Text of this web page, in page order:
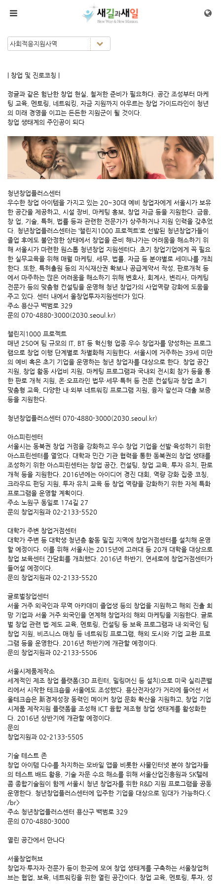
| 창업 및 진로코칭 |
정글과 같은 험난한 창업 현실, 철저한 준비가 필요하다. 공간 조성부터 마케
팅 교육, 멘토링, 네트워킹, 자금 지원까지 아우르는 창업 가이드라인이 청년
의 미래 경영을 이끄는 든든한 지원군이 될 것이다.
창업 생태계의 주인공이 되다
청년창업플러스센터
우수한 창업 아이템을 가지고 있는 20~30대 예비 창업자에게 서울시가 보유
한 공간을 제공하고, 시설 장비, 마케팅 홍보, 창업 자금 등을 지원한다. 금융,
창 업, 기술, 특허, 법률 등과 관련한 전문가가 상주하거나 지원 인력을 갖추었
다. 청년창업플러스센터는 ‘챌린지1000 프로젝트’로 선발된 청년창업가들이
졸업 후에도 불안정한 상태에서 창업을 준비 해나가는 어려움을 해소하기 위
해 서울시가 마련한 원스톱 청년창업 지원센터다. 초기 창업기업에게 꼭 필요
한 실무교육을 위해 매월 마케팅, 세무, 법률, 자금 등 분야별로 세미나를 개최
한다. 또한, 특허출원 등의 지식재산권 확보나 공급계약서 작성, 판로개척 등
에서 마주하는 많은 어려움을 해소하기 위해 변호사, 회계사, 변리사, 마케팅
전문가 등의 맞춤형 컨설팅을 운영해 청년 창업가의 사업역량 강화에 도움을
주고 있다. 센터 내에서 울창업투자지원센터가 있다.
주소 용산구 백범로 329
문의 070-4880-3000(2030.seoul.kr)
챌린지1000 프로젝트
매년 250여 팀 규모의 IT, BT 등 혁신형 업종 우수 창업자를 양성하는 프로그
램으로 창업 이행 단계별로 차별화해 지원한다. 서울시에 거주하는 39세 미만
의 예비 혹은 초기 기업을 운영하는 청년 창업자를 대상으로 한다. 창업 공간
지원, 창업 활동 사업비 지원, 마케팅 프로그램과 국내외 전시회 참가 등을 통
한 판로 개척 지원, 온·오프라인 법무·세무·특허 등 전문 컨설팅과 창업 초기
맞춤형 교육, 다양한 내·외부 네트워킹 프로그램 지원, 융자 알선과 대출 보증
등을 지원한다.
청년창업플러스센터 070-4880-3000(2030.seoul.kr)
아스피린센터
서울시는 동북권 창업 거점을 강화하고 우수 창업 기업을 선발·육성하기 위한
아스프린센터를 열었다. 대학과 민간 기관 협력을 통한 동북권의 창업 생태를
조성하기 위한 아스피린센터는 창업 공간, 컨설팅, 창업 교육, 투자 유치, 판로
개척 등을 지원한다. 2016년에는 아이디어 경진 대회, 역량 강화 집중 코칭,
크라우드 펀딩 지원, 투자 유치 교육 등 창업 역량을 강화하기 위한 자체 특화
프로그램을 운영할 계획이다.
주소 노원구 동일로 174길 27
문의 창업지원과 02-2133-5520
대학가 주변 창업거점센터
대학가 주변 등 대학생·청년층 활동 밀집 지역에 창업거점센터를 설치해 운영
할 예정이다. 이를 위해 서울시는 2015년에 고려대 등 20개 대학을 대상으로
창업 보육센터 간담회를 개최했다. 2016년 하반기, 연세로에 창업거점센터가
들어설 예정이다.
문의 창업지원과 02-2133-5520
글로벌창업센터
서울 거주 외국인과 무역 아카데미 졸업생 등의 창업을 지원하고 해외 진출 희
망 기업과 서울 거주 외국인을 연계해 창업자의 해외 마케팅을 지원한다. 글로
벌 창업 관련 법·제도 교육, 멘토링, 컨설팅 등 보육 프로그램과 내·외국인 팀
창업 지원, 비즈니스 매칭 등 네트워킹 프로그램, 해외 도시와 기업 교환 프로
그램 등을 운영한다. 2016년 하반기에 개관할 예정이다.
문의 창업지원과 02-2133-5506
서울시제품제작소
세계적인 제조 창업 플랫폼(3D 프린터, 밀링머신 등 설치)으로 미국 실리콘밸
리에서 시작한 테크숍을 서울에도 조성했다. 용산전자상가 거리에 들어선 서
울테크숍은 新경제성장 동력인 메이커 창업 문화 확산을 지원하고, 창업 기업
시제품 제작지원 플랫폼을 조성해 ICT 융합 제조형 창업 생태계를 활성화한
다. 2016년 상반기에 개관할 예정이다.
문의
창업지원과 02-2133-5505
기술 테스트 존
창업 아이템 다수를 차지하는 모바일 앱을 비롯한 사물인터넷 분야 창업자들
의 테스트 배드 활용, 기술 자문 수요 해소를 위해 서울산업진흥원과 SK텔레
콤 종합기술원이 함께 서울시 청년 창업자를 위한 R&D 지원 프로그램을 공동
운영한다. 청년창업플러스센터에 입주한 기업을 대상으로 임대가 가능하다.<
/br>
주소 청년창업플러스센터 용산구 백범로 329
문의 070-4880-3000
열린 공간에서 만나다
서울창업허브
창업자·투자자·전문가 등이 한곳에 모여 창업 생태계를 구축하는 서울창업허
브는 협업, 보육, 네트워킹을 위한 열린 공간이다. 창업 교육, 멘토링, 투자, 성